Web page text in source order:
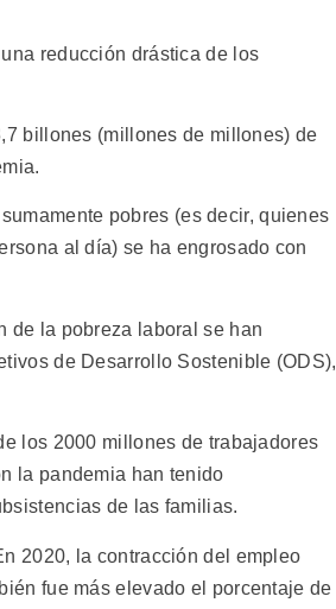
reducción drástica de los
billones (millones de millones) de
pobres (es decir, quienes
al día) se ha engrosado con
de la pobreza laboral se han
de Desarrollo Sostenible (ODS),
los 2000 millones de trabajadores
la pandemia han tenido
de las familias.
2020, la contracción del empleo
fue más elevado el porcentaje de